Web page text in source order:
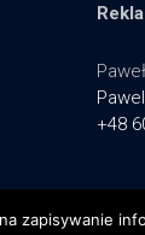
+48
zapisywanie